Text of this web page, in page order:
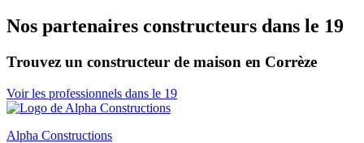
Nos partenaires constructeurs dans le 19
Trouvez un constructeur de maison en Corrèze
Voir les professionnels dans le 19
Alpha Constructions